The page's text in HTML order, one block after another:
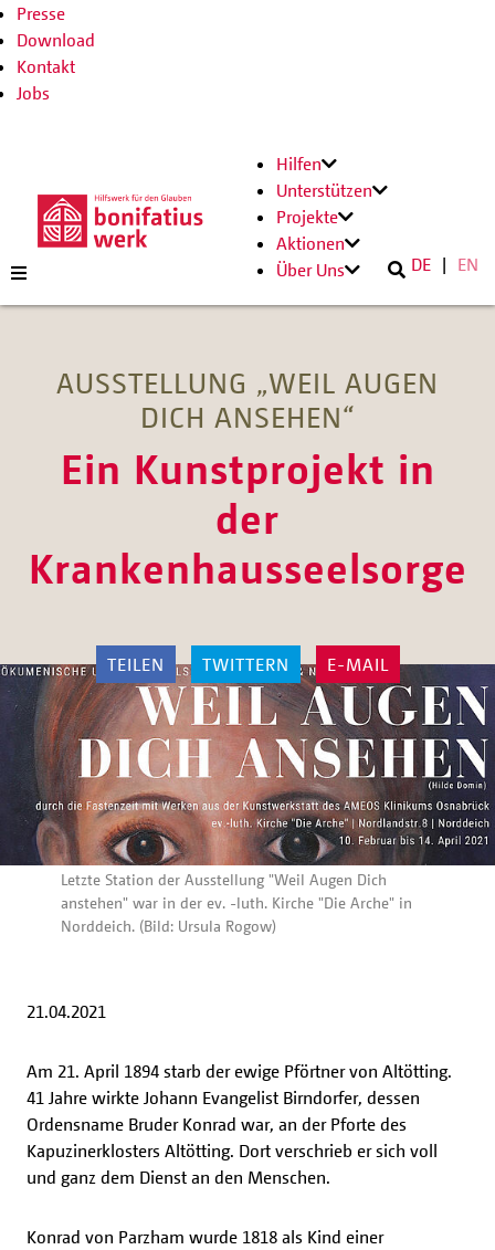
Presse
Download
Kontakt
Jobs
Hilfen
Unterstützen
Projekte
Aktionen
Über Uns
DE EN
AUSSTELLUNG „WEIL AUGEN
DICH ANSEHEN“
Ein Kunstprojekt in
der
Krankenhausseelsorge
TEILEN TWITTERN E-MAIL
Letzte Station der Ausstellung "Weil Augen Dich
anstehen" war in der ev. -luth. Kirche "Die Arche" in
Norddeich. (Bild: Ursula Rogow)
21.04.2021
Am 21. April 1894 starb der ewige Pförtner von Altötting.
41 Jahre wirkte Johann Evangelist Birndorfer, dessen
Ordensname Bruder Konrad war, an der Pforte des
Kapuzinerklosters Altötting. Dort verschrieb er sich voll
und ganz dem Dienst an den Menschen.
Konrad von Parzham wurde 1818 als Kind einer